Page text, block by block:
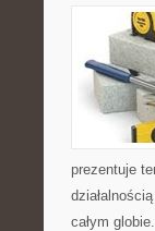
prezentuje
całym